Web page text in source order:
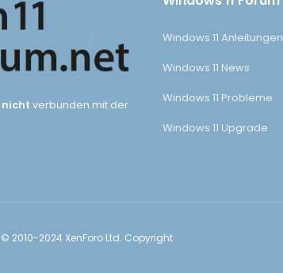
nicht verbunden mit der
Windows 11 Anleitungen
Windows 11 News
Windows 11 Probleme
Windows 11 Upgrade
© 2010-2024 XenForo Ltd. Copyright